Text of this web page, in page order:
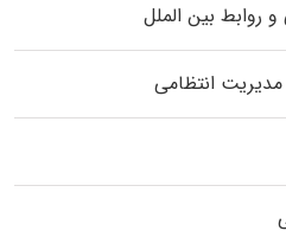
روابط بین الملل
انتظامی